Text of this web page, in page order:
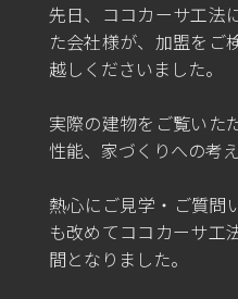
先日、ココカーサ工法
た会社様が、加盟をご
越しくださいました。
実際の建物をご覧いた
性能、家づくりへの考
熱心にご見学・ご質問
も改めてココカーサ工
間となりました。